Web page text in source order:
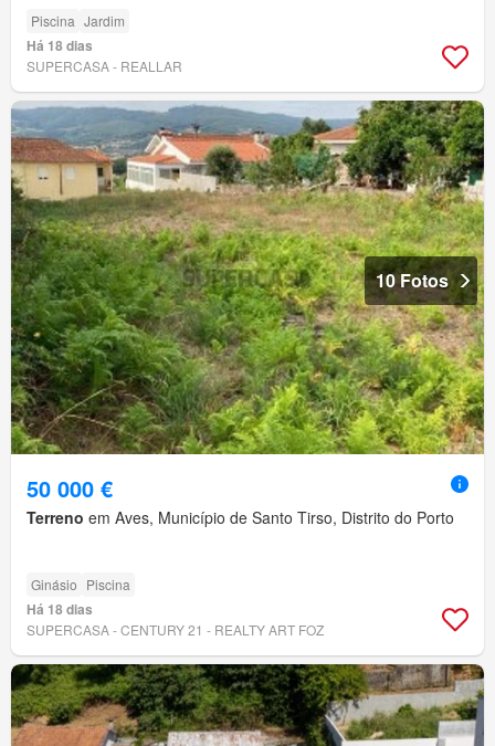
Piscina Jardim
Há 18 dias
SUPERCASA - REALLAR
10 Fotos
50 000 €
Terreno em Aves, Município de Santo Tirso, Distrito do Porto
Ginásio Piscina
Há 18 dias
SUPERCASA - CENTURY 21 - REALTY ART FOZ